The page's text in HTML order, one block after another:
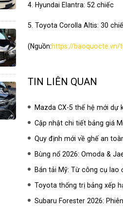
4. Hyundai Elantra: 52 chiếc
5. Toyota Corolla Altis: 30
(Nguồn:https://baoquocte.vn/
TIN LIÊN QUAN
Mazda CX-5 thế hệ mới dự
Cập nhật chi tiết bảng giá
Quy định mới về ghế an
Bùng nổ 2026: Omoda &
Bán tải Mỹ: Từ công cụ lao
Toyota thống trị bảng xếp
Subaru Forester 2026: